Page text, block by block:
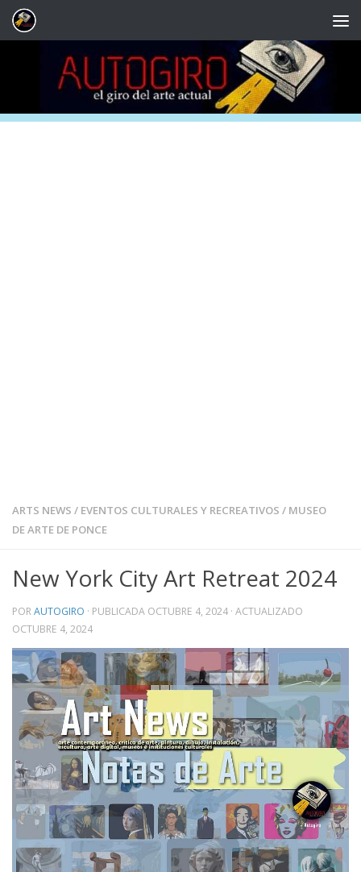
Saltar al contenido
ARTS NEWS / EVENTOS CULTURALES Y RECREATIVOS / MUSEO
DE ARTE DE PONCE
New York City Art Retreat 2024
PORAUTOGIRO · PUBLICADA OCTUBRE 4, 2024 · ACTUALIZADO
OCTUBRE 4, 2024